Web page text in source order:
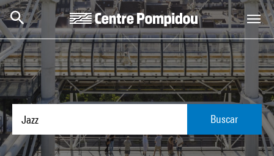
Skip to main content
Centre Pompidou
Buscar